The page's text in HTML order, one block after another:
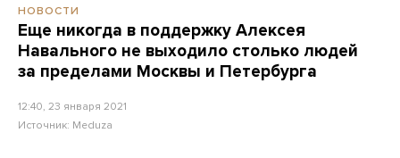
НОВОСТИ
Еще никогда в поддержку Алексея
Навального не выходило столько людей
за пределами Москвы и Петербурга
12:40, 23 января 2021
Источник: Meduza